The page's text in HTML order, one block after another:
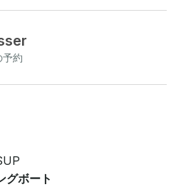
汚染が少なく、最も美しい川
ィビティでは、周囲の自然に
で新鮮なダイビングを楽しむ
所要時間は約3時間ですが、
ご注意ください。アクティビ
つが提供されます。 カヌー
わりに始まり、夏の終わりに
予約
グボート